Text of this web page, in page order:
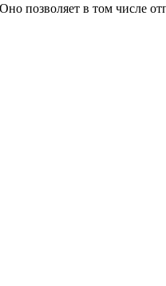
позволяет в том числе